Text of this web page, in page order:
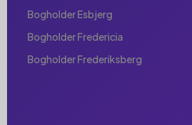
Bogholder Esbjerg
Bogholder Fredericia
Bogholder Frederiksberg